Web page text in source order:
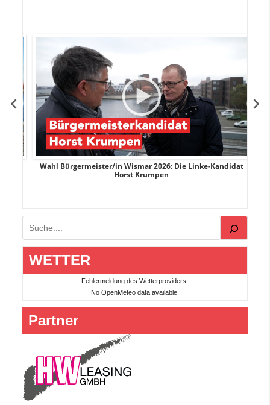
Wahl Bürgermeister/in Wismar 2026: Die Linke-Kandidat
Horst Krumpen
Suchen
WETTER
Fehlermeldung des Wetterproviders:
No OpenMeteo data available.
Partner